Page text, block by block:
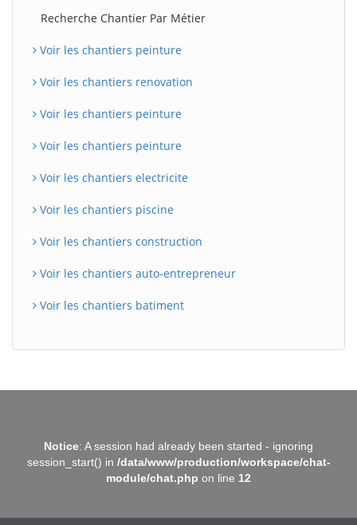
Recherche Chantier Par Métier
Voir les chantiers peinture
Voir les chantiers renovation
Voir les chantiers peinture
Voir les chantiers peinture
Voir les chantiers electricite
Voir les chantiers piscine
Voir les chantiers construction
Voir les chantiers auto-entrepreneur
Voir les chantiers batiment
Notice: A session had already been started - ignoring
session_start() in /data/www/production/workspace/chat-
module/chat.php on line 12
B
Assistant en ligne